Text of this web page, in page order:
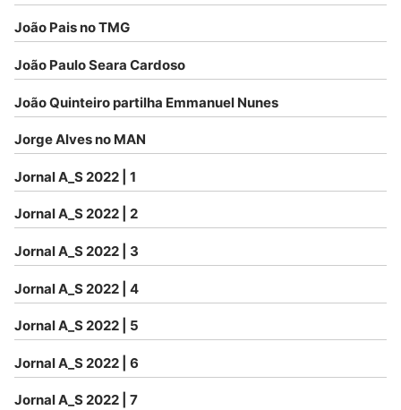
João Pais no TMG
João Paulo Seara Cardoso
João Quinteiro partilha Emmanuel Nunes
Jorge Alves no MAN
Jornal A_S 2022 | 1
Jornal A_S 2022 | 2
Jornal A_S 2022 | 3
Jornal A_S 2022 | 4
Jornal A_S 2022 | 5
Jornal A_S 2022 | 6
Jornal A_S 2022 | 7